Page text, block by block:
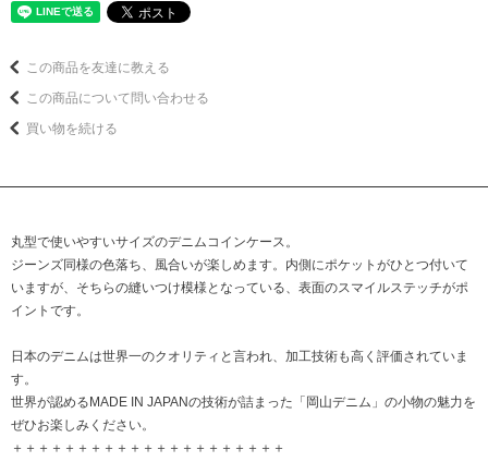
この商品を友達に教える
この商品について問い合わせる
買い物を続ける
丸型で使いやすいサイズのデニムコインケース。
ジーンズ同様の色落ち、風合いが楽しめます。内側にポケットがひとつ付いて
いますが、そちらの縫いつけ模様となっている、表面のスマイルステッチがポ
イントです。
日本のデニムは世界一のクオリティと言われ、加工技術も高く評価されていま
す。
世界が認めるMADE IN JAPANの技術が詰まった「岡山デニム」の小物の魅力を
ぜひお楽しみください。
＋＋＋＋＋＋＋＋＋＋＋＋＋＋＋＋＋＋＋＋＋